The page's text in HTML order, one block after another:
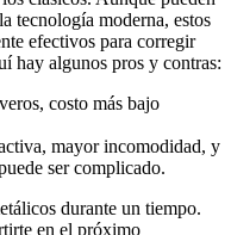
tecnología moderna, estos
efectivos para corregir
hay algunos pros y contras:
costo más bajo
mayor incomodidad, y
ser complicado.
durante un tiempo.
en el próximo